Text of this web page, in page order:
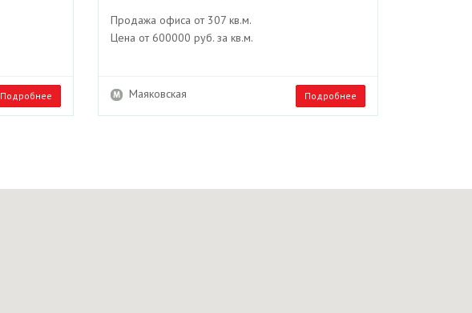
Подробнее
Продажа офиса от 307 кв.м.
Цена от 600000 руб. за кв.м.
Маяковская Подробнее